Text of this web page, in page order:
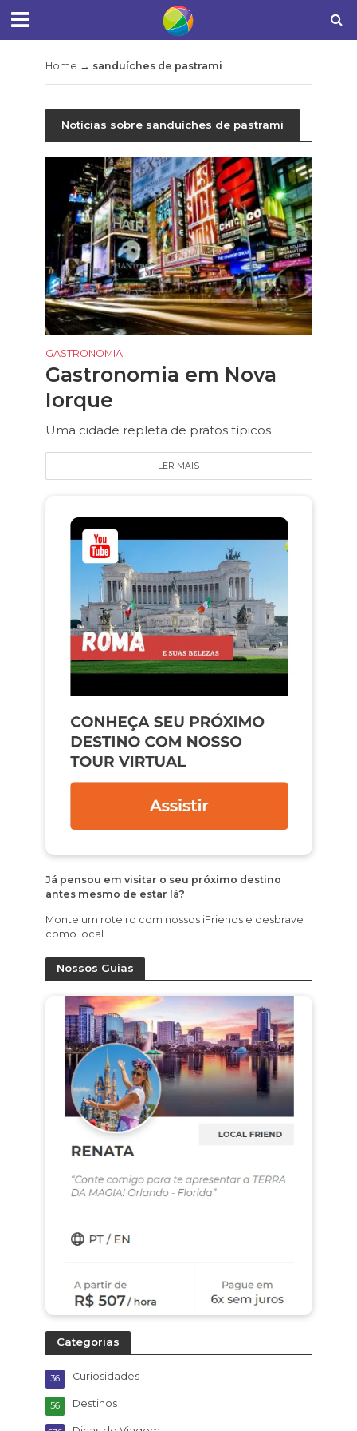
Home → sanduíches de pastrami
Notícias sobre sanduíches de pastrami
GASTRONOMIA
Gastronomia em Nova
Iorque
Uma cidade repleta de pratos típicos
LER MAIS
Já pensou em visitar o seu próximo destino
antes mesmo de estar lá?
Monte um roteiro com nossos iFriends e desbrave
como local.
Nossos Guias
Categorias
Curiosidades
36
Destinos
56